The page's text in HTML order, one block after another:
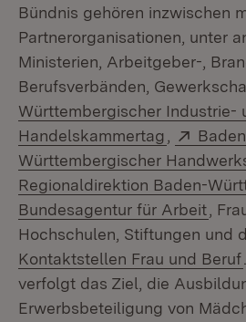
Bündnis gehören inzwischen
Partnerorganisationen, unter
Ministerien, Arbeitgeber-,
Berufsverbänden,
Württembergischer Industrie-
Handelskammertag (Öffnet in
Württembergischer
Regionaldirektion Baden-
Bundesagentur für Arbeit ,
Hochschulen, Stiftungen und
Kontaktstellen Frau und Beruf
verfolgt das Ziel, die
Erwerbsbeteiligung von